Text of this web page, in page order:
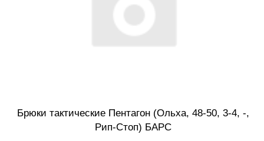
Брюки тактические Пентагон (Ольха, 48-50, 3-4, -,
Рип-Стоп) БАРС